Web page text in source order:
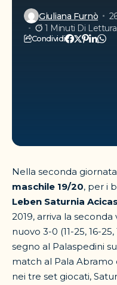
Giuliana Furnò
1 Minuti Di Lettura
Condividi
Nella seconda
maschile 19/20, per i
Leben Saturnia
2019, arriva la
nuovo 3-0 (11-25, 16-
segno al Palaspedini
match al Pala Abramo
nei tre set giocati,